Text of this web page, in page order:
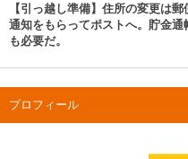
【引っ越し準備】住所の変更は
通知をもらってポストへ。貯金通
も必要だ。
プロフィール